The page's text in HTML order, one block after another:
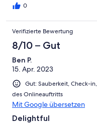
0
Verifizierte Bewertung
8/10 – Gut
Ben P.
15. Apr. 2023
Gut: Sauberkeit, Check-
des Onlineauftritts
Mit Google übersetzen
Delightful